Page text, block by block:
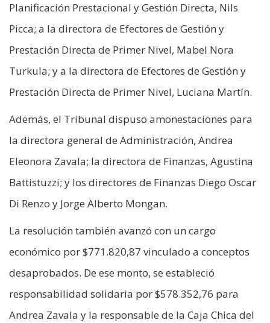
Planificación Prestacional y Gestión Directa, Nils
Picca; a la directora de Efectores de Gestión y
Prestación Directa de Primer Nivel, Mabel Nora
Turkula; y a la directora de Efectores de Gestión y
Prestación Directa de Primer Nivel, Luciana Martín.
Además, el Tribunal dispuso amonestaciones para
la directora general de Administración, Andrea
Eleonora Zavala; la directora de Finanzas, Agustina
Battistuzzi; y los directores de Finanzas Diego Oscar
Di Renzo y Jorge Alberto Mongan.
La resolución también avanzó con un cargo
económico por $771.820,87 vinculado a conceptos
desaprobados. De ese monto, se estableció
responsabilidad solidaria por $578.352,76 para
Andrea Zavala y la responsable de la Caja Chica del